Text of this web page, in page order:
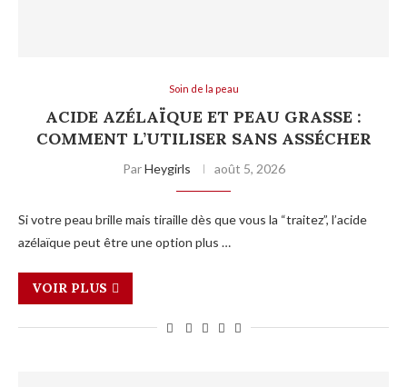
Soin de la peau
ACIDE AZÉLAÏQUE ET PEAU GRASSE :
COMMENT L’UTILISER SANS ASSÉCHER
ParHeygirls août 5, 2026
Si votre peau brille mais tiraille dès que vous la “traitez”, l’acide
azélaïque peut être une option plus …
VOIR PLUS